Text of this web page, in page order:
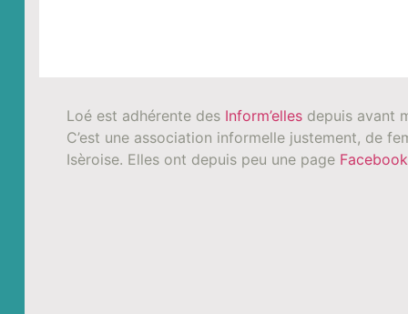
Loé est adhérente des Inform’ellesdepuis avant
C’est une association informelle justement, de
Isèroise. Elles ont depuis peu une page Facebook